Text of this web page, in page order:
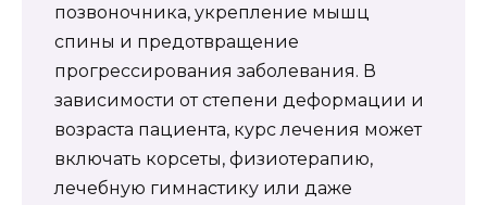
позвоночника, укрепление мышц
спины и предотвращение
прогрессирования заболевания. В
зависимости от степени деформации и
возраста пациента, курс лечения может
включать корсеты, физиотерапию,
лечебную гимнастику или даже